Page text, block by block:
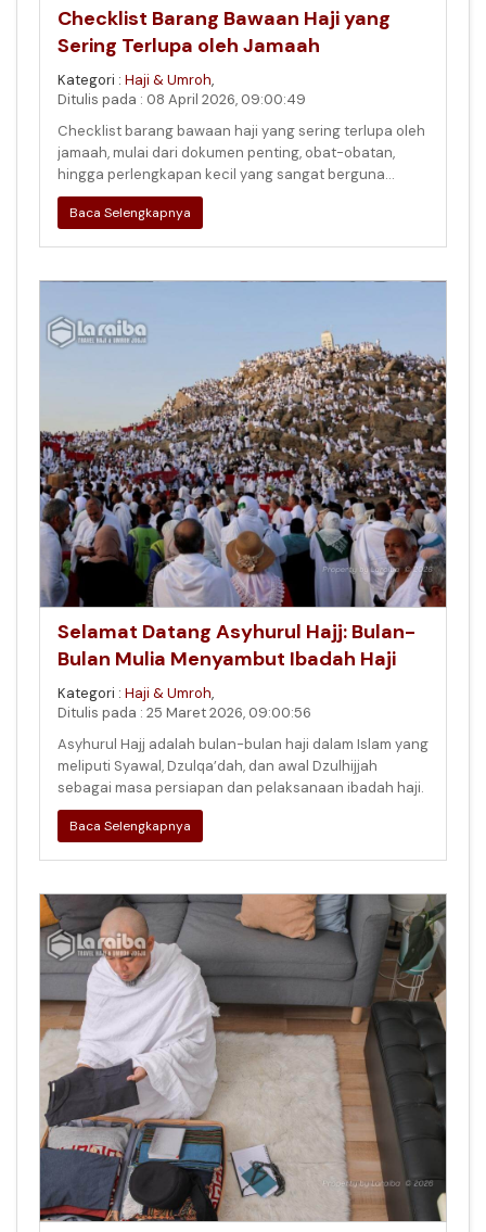
Checklist Barang Bawaan Haji yang
Sering Terlupa oleh Jamaah
Kategori : Haji & Umroh,
Ditulis pada : 08 April 2026, 09:00:49
Checklist barang bawaan haji yang sering terlupa oleh
jamaah, mulai dari dokumen penting, obat-obatan,
hingga perlengkapan kecil yang sangat berguna
selama ibadah di Tanah Suc
Baca Selengkapnya
Selamat Datang Asyhurul Hajj: Bulan-
Bulan Mulia Menyambut Ibadah Haji
Kategori : Haji & Umroh,
Ditulis pada : 25 Maret 2026, 09:00:56
Asyhurul Hajj adalah bulan-bulan haji dalam Islam yang
meliputi Syawal, Dzulqa’dah, dan awal Dzulhijjah
sebagai masa persiapan dan pelaksanaan ibadah haji.
Baca Selengkapnya